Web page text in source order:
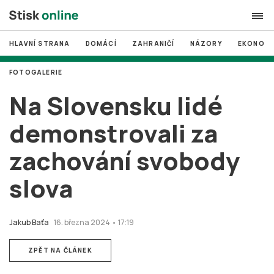
search
# MUNI
# Brno
# volby
login PŘIHLÁSIT SE
Zapomněli jste heslo?
HLAVNÍ STRANA DOMÁCÍ ZAHRANIČÍ NÁZORY
Na Slovensku lidé
demonstrovali za
zachování svobody
slova
Jakub Baťa 16. března 2024 • 17:19
FOTOGALERIE
ZPĚT NA ČLÁNEK